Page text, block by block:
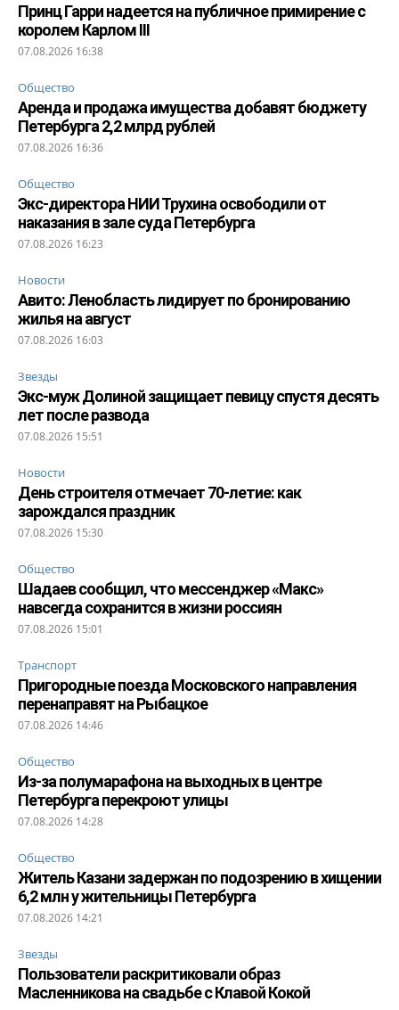
Принц Гарри надеется на публичное примирение с
королем Карлом III
07.08.2026 16:38
Общество
Аренда и продажа имущества добавят бюджету
Петербурга 2,2 млрд рублей
07.08.2026 16:36
Общество
Экс-директора НИИ Трухина освободили от
наказания в зале суда Петербурга
07.08.2026 16:23
Новости
Авито: Ленобласть лидирует по бронированию
жилья на август
07.08.2026 16:03
Звезды
Экс-муж Долиной защищает певицу спустя десять
лет после развода
07.08.2026 15:51
Новости
День строителя отмечает 70-летие: как
зарождался праздник
07.08.2026 15:30
Общество
Шадаев сообщил, что мессенджер «Макс»
навсегда сохранится в жизни россиян
07.08.2026 15:01
Транспорт
Пригородные поезда Московского направления
перенаправят на Рыбацкое
07.08.2026 14:46
Общество
Из-за полумарафона на выходных в центре
Петербурга перекроют улицы
07.08.2026 14:28
Общество
Житель Казани задержан по подозрению в хищении
6,2 млн у жительницы Петербурга
07.08.2026 14:21
Звезды
Пользователи раскритиковали образ
Масленникова на свадьбе с Клавой Кокой